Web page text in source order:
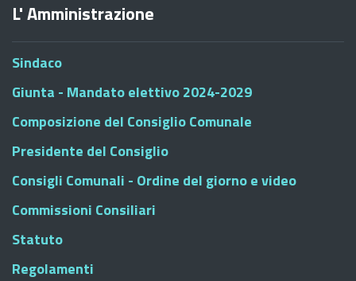
L' Amministrazione
Sindaco
Giunta - Mandato elettivo 2024-2029
Composizione del Consiglio Comunale
Presidente del Consiglio
Consigli Comunali - Ordine del giorno e video
Commissioni Consiliari
Statuto
Regolamenti